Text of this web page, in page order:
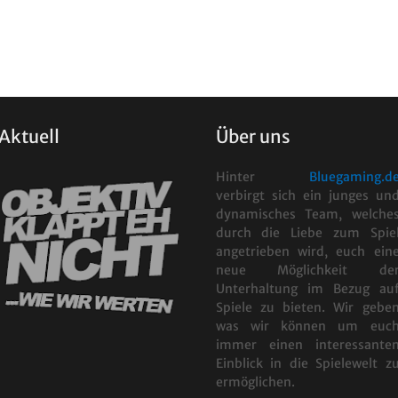
Über uns
Hinter Bluegaming.de
verbirgt sich ein junges und
dynamisches Team, welches
durch die Liebe zum Spiel
angetrieben wird, euch eine
neue Möglichkeit der
Unterhaltung im Bezug
Spiele zu bieten. Wir geben
was wir können um euch
immer einen interessanten
Einblick in die Spielewelt zu
ermöglichen.